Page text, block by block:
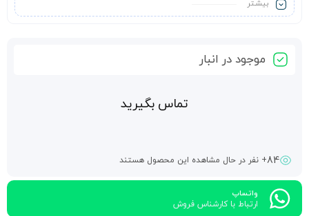
بیشـتر
موجود در انبار
تماس بگیرید
84+ نفر در حال مشاهده این محصول هستند
واتساپ
ارتباط با کارشناس فروش